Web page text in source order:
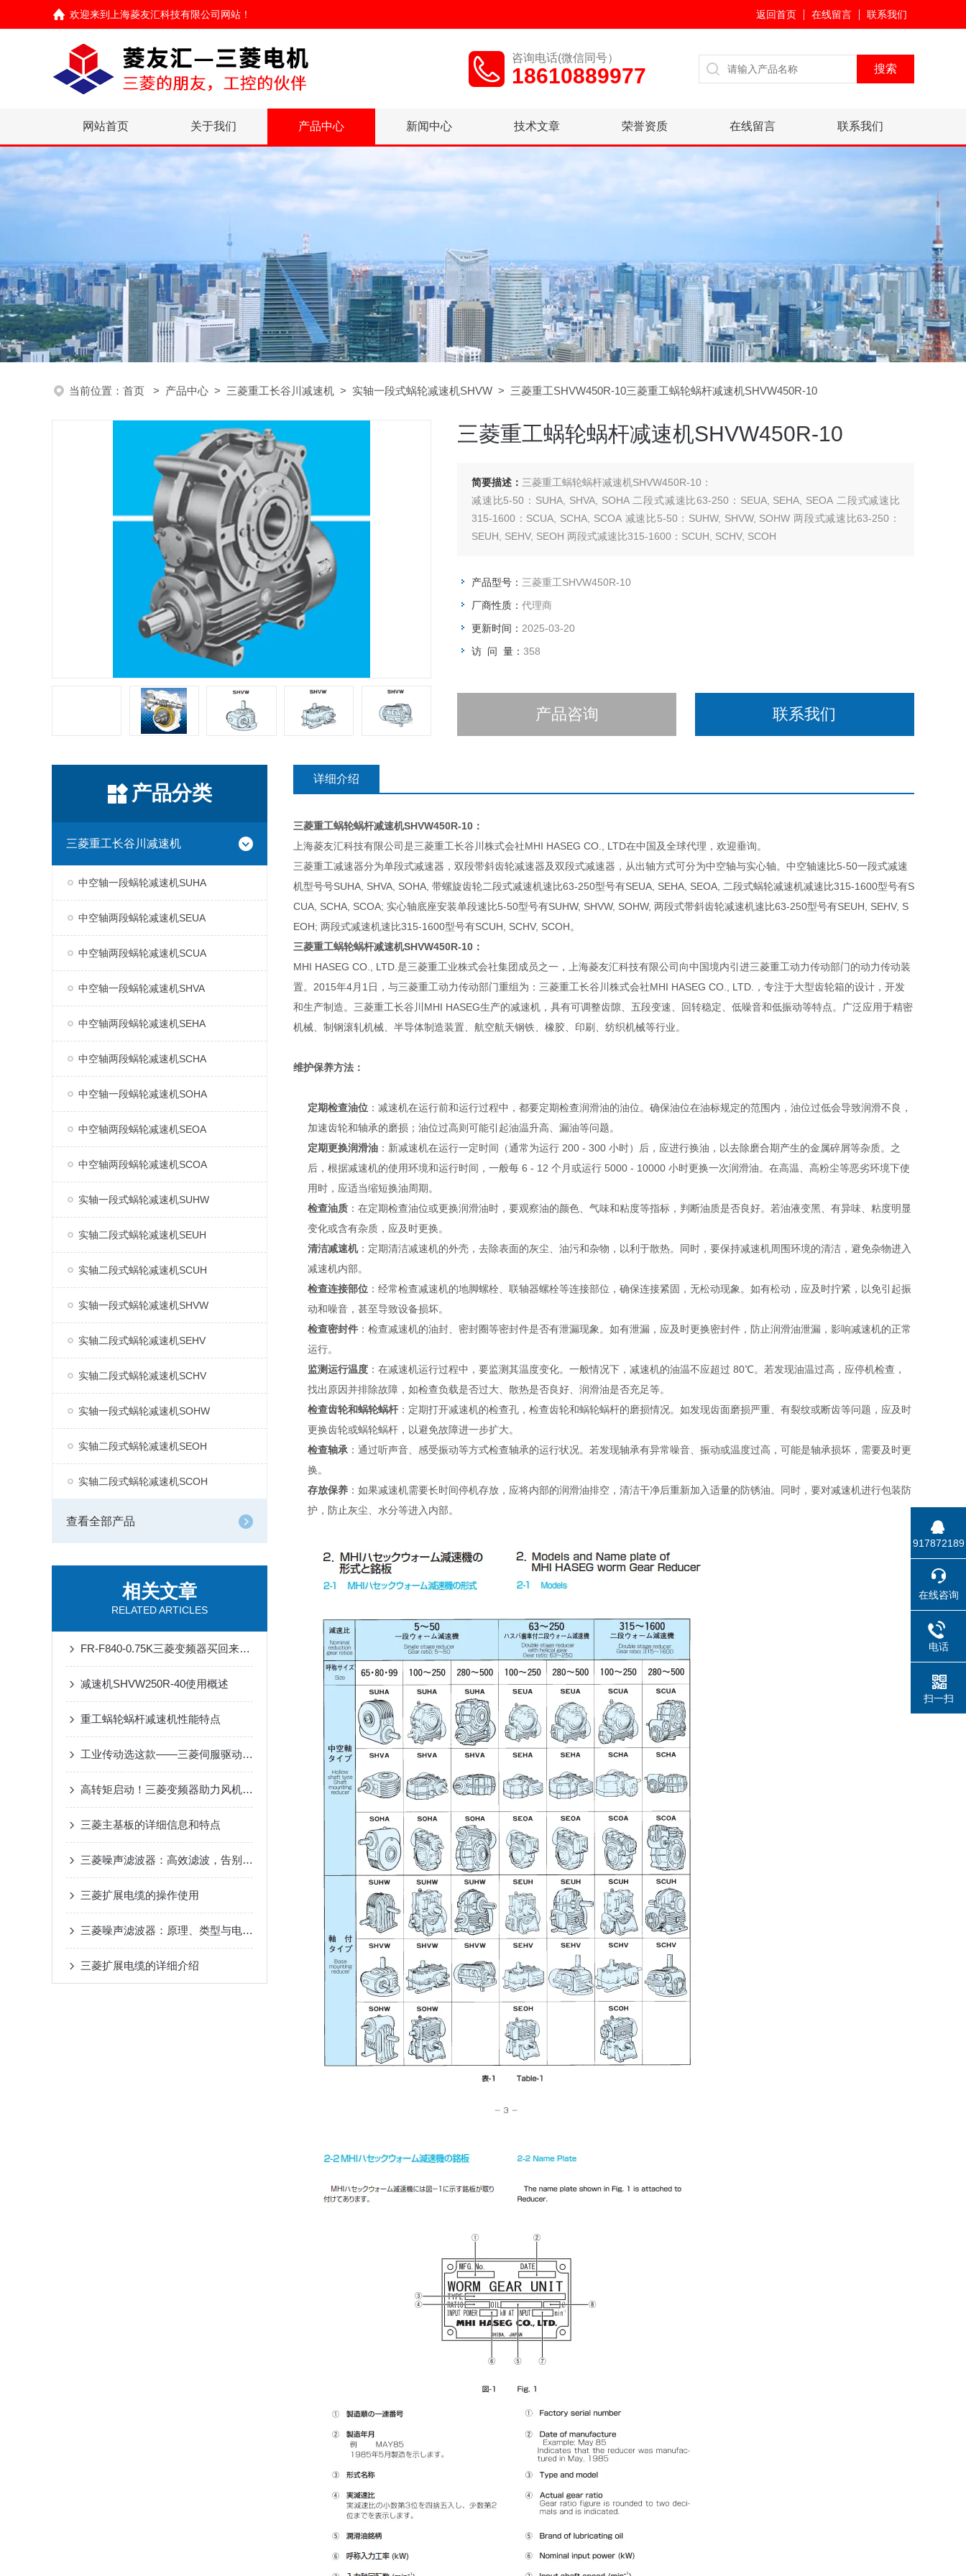
欢迎来到 上海菱友汇科技有限公司网站 ！ 返回首页 在线留言 联系我们
咨询电话(微信同号）
18610889977
网站首页 关于我们 产品中心 新闻中心 技术文章 荣誉资质 在线留言 联系我们
当前位置： 首页 > 产品中心 > 三菱重工长谷川减速机 > 实轴一段式蜗轮减速机SHVW > 三菱重工SHVW450R-10三菱重工蜗轮蜗杆减速机SHVW450R-10
三菱重工蜗轮蜗杆减速机SHVW450R-10
简要描述： 三菱重工蜗轮蜗杆减速机SHVW450R-10：
减速比5-50：SUHA, SHVA, SOHA 二段式减速比63-250：SEUA, SEHA, SEOA 二段式减速比
315-1600：SCUA, SCHA, SCOA 减速比5-50：SUHW, SHVW, SOHW 两段式减速比63-250：
SEUH, SEHV, SEOH 两段式减速比315-1600：SCUH, SCHV, SCOH
产品型号： 三菱重工SHVW450R-10
厂商性质： 代理商
更新时间： 2025-03-20
访 问 量： 358
产品咨询 联系我们
产品分类
三菱重工长谷川减速机
中空轴一段蜗轮减速机SUHA
中空轴两段蜗轮减速机SEUA
中空轴两段蜗轮减速机SCUA
中空轴一段蜗轮减速机SHVA
中空轴两段蜗轮减速机SEHA
中空轴两段蜗轮减速机SCHA
中空轴一段蜗轮减速机SOHA
中空轴两段蜗轮减速机SEOA
中空轴两段蜗轮减速机SCOA
实轴一段式蜗轮减速机SUHW
实轴二段式蜗轮减速机SEUH
实轴二段式蜗轮减速机SCUH
实轴一段式蜗轮减速机SHVW
实轴二段式蜗轮减速机SEHV
实轴二段式蜗轮减速机SCHV
实轴一段式蜗轮减速机SOHW
实轴二段式蜗轮减速机SEOH
实轴二段式蜗轮减速机SCOH
查看全部产品
相关文章
RELATED ARTICLES
FR-F840-0.75K三菱变频器买回来第一步该做什么？开箱验收与上电检查清单
减速机SHVW250R-40使用概述
重工蜗轮蜗杆减速机性能特点
工业传动选这款——三菱伺服驱动器，用着省心
高转矩启动！三菱变频器助力风机、泵类负载高效运行
三菱主基板的详细信息和特点
三菱噪声滤波器：高效滤波，告别工业电磁干扰
三菱扩展电缆的操作使用
三菱噪声滤波器：原理、类型与电磁干扰抑制核心优势解析
三菱扩展电缆的详细介绍
详细介绍
三菱重工蜗轮蜗杆减速机SHVW450R-10：
上海菱友汇科技有限公司是三菱重工长谷川株式会社MHI HASEG CO., LTD在中国及全球代理，欢迎垂询。
三菱重工减速器分为单段式减速器，双段带斜齿轮减速器及双段式减速器，从出轴方式可分为中空轴与实心轴。中空轴速比5-50一段式减速
机型号号SUHA, SHVA, SOHA, 带螺旋齿轮二段式减速机速比63-250型号有SEUA, SEHA, SEOA, 二段式蜗轮减速机减速比315-1600型号有S
CUA, SCHA, SCOA; 实心轴底座安装单段速比5-50型号有SUHW, SHVW, SOHW, 两段式带斜齿轮减速机速比63-250型号有SEUH, SEHV, S
EOH; 两段式减速机速比315-1600型号有SCUH, SCHV, SCOH。
三菱重工蜗轮蜗杆减速机SHVW450R-10：
MHI HASEG CO., LTD.是三菱重工业株式会社集团成员之一，上海菱友汇科技有限公司向中国境内引进三菱重工动力传动部门的动力传动装
置。2015年4月1日，与三菱重工动力传动部门重组为：三菱重工长谷川株式会社MHI HASEG CO., LTD.，专注于大型齿轮箱的设计，开发
和生产制造。三菱重工长谷川MHI HASEG生产的减速机，具有可调整齿隙、五段变速、回转稳定、低噪音和低振动等特点。广泛应用于精密
机械、制钢滚轧机械、半导体制造装置、航空航天钢铁、橡胶、印刷、纺织机械等行业。
维护保养方法：
定期检查油位 ：减速机在运行前和运行过程中，都要定期检查润滑油的油位。确保油位在油标规定的范围内，油位过低会导致润滑不良，
加速齿轮和轴承的磨损；油位过高则可能引起油温升高、漏油等问题。
定期更换润滑油 ：新减速机在运行一定时间（通常为运行 200 - 300 小时）后，应进行换油，以去除磨合期产生的金属碎屑等杂质。之
后，根据减速机的使用环境和运行时间，一般每 6 - 12 个月或运行 5000 - 10000 小时更换一次润滑油。在高温、高粉尘等恶劣环境下使
用时，应适当缩短换油周期。
检查油质 ：在定期检查油位或更换润滑油时，要观察油的颜色、气味和粘度等指标，判断油质是否良好。若油液变黑、有异味、粘度明显
变化或含有杂质，应及时更换。
清洁减速机：定期清洁减速机的外壳，去除表面的灰尘、油污和杂物，以利于散热。同时，要保持减速机周围环境的清洁，避免杂物进入
减速机内部。
检查连接部位 ：经常检查减速机的地脚螺栓、联轴器螺栓等连接部位，确保连接紧固，无松动现象。如有松动，应及时拧紧，以免引起振
动和噪音，甚至导致设备损坏。
检查密封件 ：检查减速机的油封、密封圈等密封件是否有泄漏现象。如有泄漏，应及时更换密封件，防止润滑油泄漏，影响减速机的正常
运行。
监测运行温度 ：在减速机运行过程中，要监测其温度变化。一般情况下，减速机的油温不应超过 80℃。若发现油温过高，应停机检查，
找出原因并排除故障，如检查负载是否过大、散热是否良好、润滑油是否充足等。
检查齿轮和蜗轮蜗杆 ：定期打开减速机的检查孔，检查齿轮和蜗轮蜗杆的磨损情况。如发现齿面磨损严重、有裂纹或断齿等问题，应及时
更换齿轮或蜗轮蜗杆，以避免故障进一步扩大。
检查轴承 ：通过听声音、感受振动等方式检查轴承的运行状况。若发现轴承有异常噪音、振动或温度过高，可能是轴承损坏，需要及时更
换。
存放保养 ：如果减速机需要长时间停机存放，应将内部的润滑油排空，清洁干净后重新加入适量的防锈油。同时，要对减速机进行包装防
护，防止灰尘、水分等进入内部。
917872189
在线咨询
电话
扫一扫